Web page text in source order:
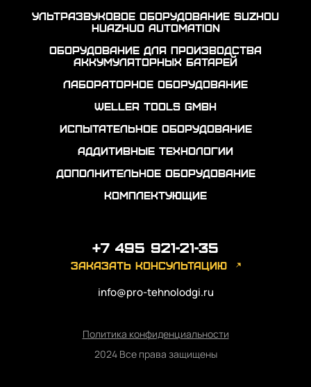
Ультразвуковое оборудование Suzhou
Huazhuo automation
Оборудование для производства
аккумуляторных батарей
Лабораторное оборудование
Weller Tools GmbH
Испытательное оборудование
Аддитивные технологии
Дополнительное оборудование
Комплектующие
+7 495 921-21-35
заказать консультацию
info@pro-tehnolodgi.ru
Политика конфиденциальности
2024 Все права защищены